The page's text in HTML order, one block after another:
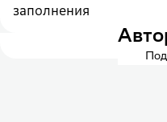
заполнения